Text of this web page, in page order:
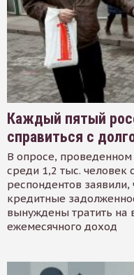
Каждый пятый
справиться с
В опросе,
среди 1,2 тыс. человек
респондентов заявили,
кредитные
вынуждены тратить на
ежемесячного доход